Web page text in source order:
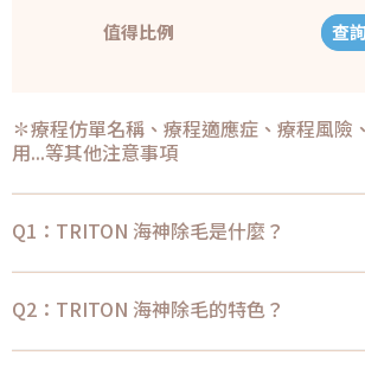
值得比例
查
✽療程仿單名稱、療程適應症、療程風險
用...等其他注意事項
Q1：TRITON 海神除毛是什麼？
Q2：TRITON 海神除毛的特色？